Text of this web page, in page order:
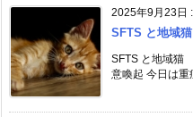
2025年9月23日 :
SFTS と地域
SFTS と地域猫
意喚起 今日は重